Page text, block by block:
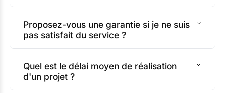
Proposez-vous une garantie si je ne suis
pas satisfait du service ?
Quel est le délai moyen de réalisation
d'un projet ?